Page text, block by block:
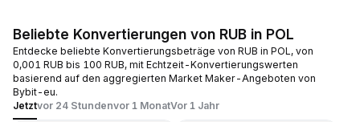
Beliebte Konvertierungen von RUB in POL
Entdecke beliebte Konvertierungsbeträge von RUB in POL, von
0,001 RUB bis 100 RUB, mit Echtzeit-Konvertierungswerten
basierend auf den aggregierten Market Maker-Angeboten von
Bybit-eu.
Jetztvor 24 Stundenvor 1 MonatVor 1 Jahr